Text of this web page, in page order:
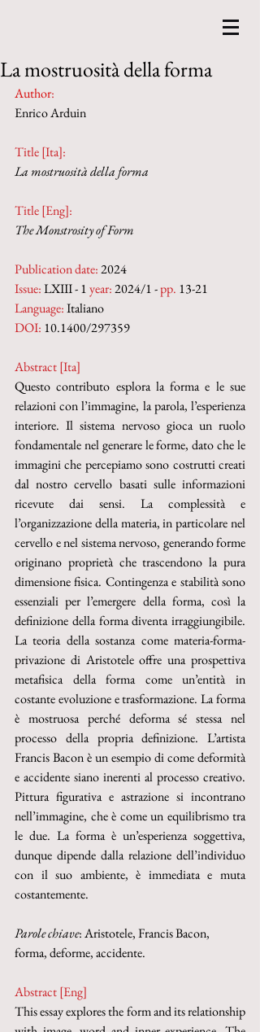
La mostruosità della forma
Author:
Enrico Arduin
Title [Ita]:
La mostruosità della forma
Title [Eng]:
The Monstrosity of Form
Publication date: 2024
Issue: LXIII - 1 year: 2024/1 - pp. 13-21
Language: Italiano
DOI: 10.1400/297359
Abstract [Ita]
Questo contributo esplora la forma e le sue
relazioni con l’immagine, la parola, l’esperienza
interiore. Il sistema nervoso gioca un ruolo
fondamentale nel generare le forme, dato che le
immagini che percepiamo sono costrutti creati
dal nostro cervello basati sulle informazioni
ricevute dai sensi. La complessità e
l’organizzazione della materia, in particolare nel
cervello e nel sistema nervoso, generando forme
originano proprietà che trascendono la pura
dimensione fisica. Contingenza e stabilità sono
essenziali per l’emergere della forma, così la
definizione della forma diventa irraggiungibile.
La teoria della sostanza come materia-forma-
privazione di Aristotele offre una prospettiva
metafisica della forma come un’entità in
costante evoluzione e trasformazione. La forma
è mostruosa perché deforma sé stessa nel
processo della propria definizione. L’artista
Francis Bacon è un esempio di come deformità
e accidente siano inerenti al processo creativo.
Pittura figurativa e astrazione si incontrano
nell’immagine, che è come un equilibrismo tra
le due. La forma è un’esperienza soggettiva,
dunque dipende dalla relazione dell’individuo
con il suo ambiente, è immediata e muta
costantemente.
Parole chiave: Aristotele, Francis Bacon,
forma, deforme, accidente.
Abstract [Eng]
This essay explores the form and its relationship